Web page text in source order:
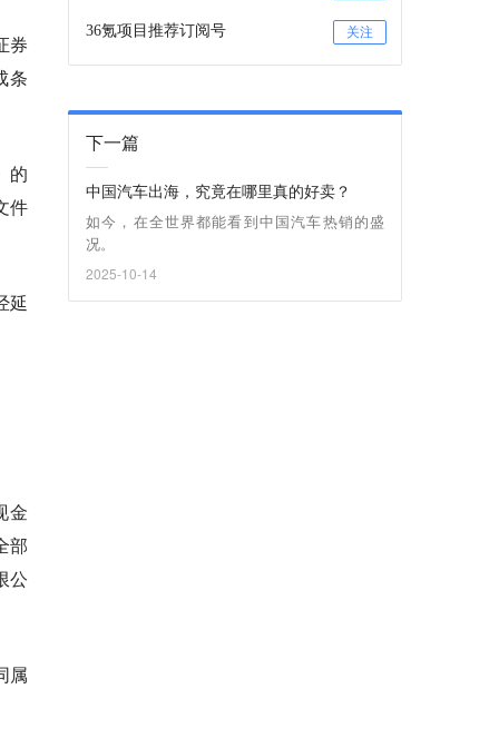
券
条
的
件
延
金
部
公
属
36氪项目推荐订阅号 关注
下一篇
中国汽车出海，究竟在哪里真的好卖？
如今，在全世界都能看到中国汽车热销的盛
况。
2025-10-14